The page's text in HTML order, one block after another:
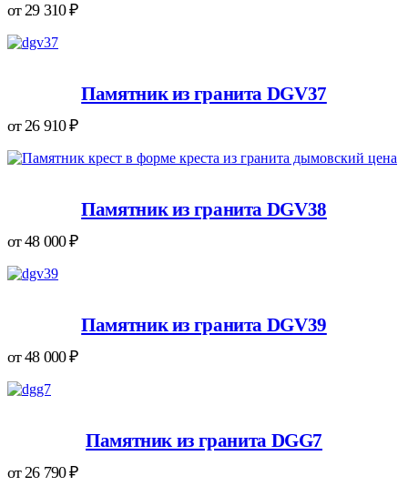
от29 310₽
Памятник из гранита DGV37
от26 910₽
Памятник из гранита DGV38
от48 000₽
Памятник из гранита DGV39
от48 000₽
Памятник из гранита DGG7
от26 790₽